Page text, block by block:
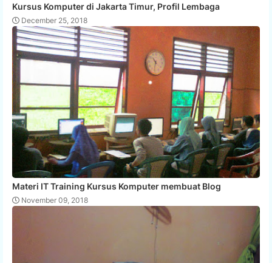
Kursus Komputer di Jakarta Timur, Profil Lembaga
December 25, 2018
Materi IT Training Kursus Komputer membuat Blog
November 09, 2018